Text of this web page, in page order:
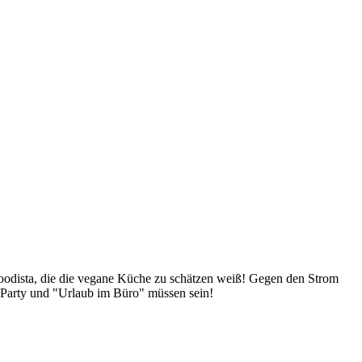
die die vegane Küche zu schätzen weiß! Gegen den Strom
und "Urlaub im Büro" müssen sein!